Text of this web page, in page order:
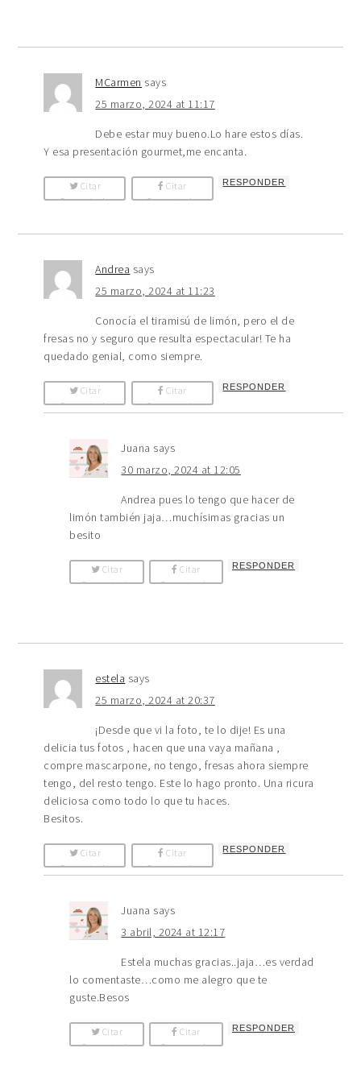
MCarmen says
25 marzo, 2024 at 11:17
Debe estar muy bueno.Lo hare estos días.
Y esa presentación gourmet,me encanta.
Citar
Comentario
Citar
Comentario
RESPONDER
Andrea says
25 marzo, 2024 at 11:23
Conocía el tiramisú de limón, pero el de
fresas no y seguro que resulta espectacular! Te ha
quedado genial, como siempre.
Citar
Comentario
Citar
Comentario
RESPONDER
Juana says
30 marzo, 2024 at 12:05
Andrea pues lo tengo que hacer de
limón también jaja…muchísimas gracias un
besito
Citar
Comentario
Citar
Comentario
RESPONDER
estela says
25 marzo, 2024 at 20:37
¡Desde que vi la foto, te lo dije! Es una
delicia tus fotos , hacen que una vaya mañana ,
compre mascarpone, no tengo, fresas ahora siempre
tengo, del resto tengo. Este lo hago pronto. Una ricura
deliciosa como todo lo que tu haces.
Besitos.
Citar
Comentario
Citar
Comentario
RESPONDER
Juana says
3 abril, 2024 at 12:17
Estela muchas gracias..jaja…es verdad
lo comentaste…como me alegro que te
guste.Besos
Citar
Comentario
Citar
Comentario
RESPONDER